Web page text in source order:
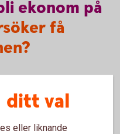
ekonom på
få
läget genom att besöka
precis hur dina
att få ut när du går i
ditt val
eller liknande